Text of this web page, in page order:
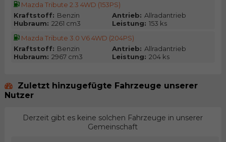
Mazda Tribute 2.3 4WD (153PS)
Kraftstoff: Benzin Antrieb: Allradantrieb
Hubraum: 2261 cm3 Leistung: 153 ks
Mazda Tribute 3.0 V6 4WD (204PS)
Kraftstoff: Benzin Antrieb: Allradantrieb
Hubraum: 2967 cm3 Leistung: 204 ks
Zuletzt hinzugefügte Fahrzeuge unserer
Nutzer
Derzeit gibt es keine solchen Fahrzeuge in unserer
Gemeinschaft